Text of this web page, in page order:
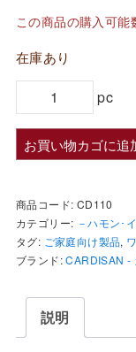
この商品の購入可能
在庫あり
ハ
ム
ス
イ
ス
ハ
(後
pc
お買い物カゴに追
商品コード: CD110
カテゴリー: －ハモン･
タグ: ご家庭向け製品,
ブランド:CARDISAN -
説明